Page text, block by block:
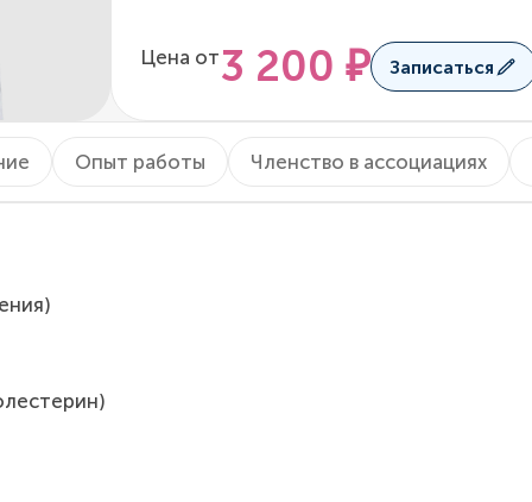
Цена от3 200 ₽ Записаться
Опыт работы Членство в ассоциациях